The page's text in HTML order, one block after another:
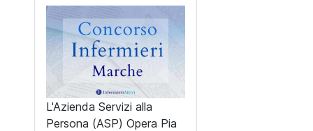
L'Azienda Servizi alla
Persona (ASP) Opera Pia